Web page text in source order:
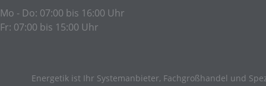
Mo - Do: 07:00 bis 16:00 Uhr
Fr: 07:00 bis 15:00 Uhr
Energetik ist Ihr Systemanbieter, Fachgroßhandel und